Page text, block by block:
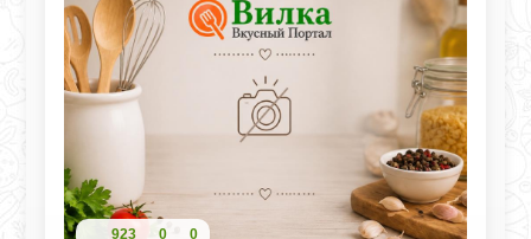
923 0 0